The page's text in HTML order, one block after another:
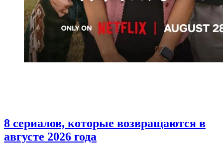
8 сериалов, которые возвращаются в
августе 2026 года